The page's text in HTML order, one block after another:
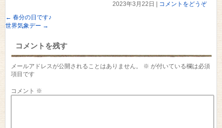
2023年3月22日
コメントをどうぞ
← 春分の日です♪
世界気象デー →
コメントを残す
メールアドレスが公開されることはありません。 ※ が付いている欄は必須
項目です
コメント ※